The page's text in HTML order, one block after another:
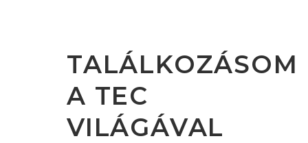
TALÁLKOZÁSOM
A TEC
VILÁGÁVAL